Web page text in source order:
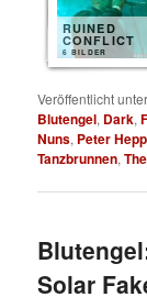
RUINED
CONFLICT
6 BILDER
Veröffentlicht unter
Blutengel, Dark,
Nuns, Peter
Tanzbrunnen,
Solar